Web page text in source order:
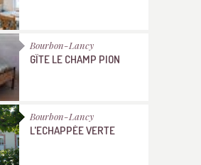
Bourbon-Lancy
GÎTE LE CHAMP PION
Bourbon-Lancy
L'ECHAPPÉE VERTE